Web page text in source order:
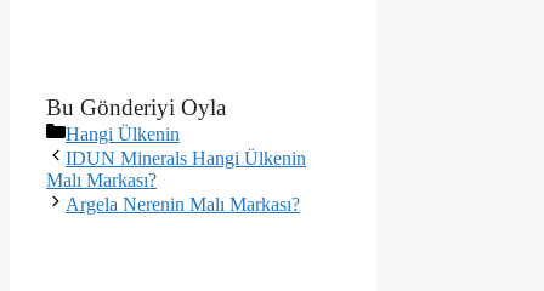
Bu Gönderiyi Oyla
Kategoriler
Hangi Ülkenin
IDUN Minerals Hangi Ülkenin
Malı Markası?
Argela Nerenin Malı Markası?